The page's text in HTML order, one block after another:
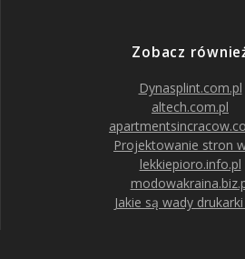
Zobacz
Dynasplint.com.pl
altech.com.pl
Projektowanie stron
lekkiepioro.info.pl
Jakie są wady